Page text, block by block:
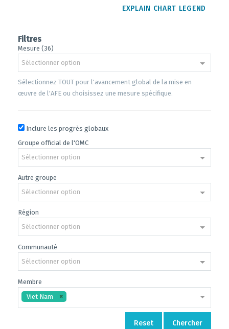
EXPLAIN CHART LEGEND
Filtres
Mesure (36)
Sélectionner option
Sélectionnez TOUT pour l'avancement global de la mise en
œuvre de l'AFE ou choisissez une mesure spécifique.
Inclure les progrès globaux
Groupe official de l'OMC
Sélectionner option
Autre groupe
Sélectionner option
Région
Sélectionner option
Communauté
Sélectionner option
Membre
Viet Nam
Reset Chercher